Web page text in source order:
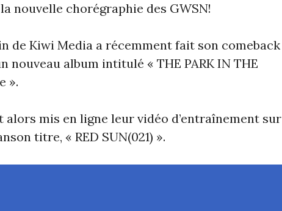
nouvelle chorégraphie des GWSN!
de Kiwi Media a récemment fait son comeback
nouveau album intitulé « THE PARK IN THE
».
alors mis en ligne leur vidéo d’entraînement sur
titre, « RED SUN(021) ».